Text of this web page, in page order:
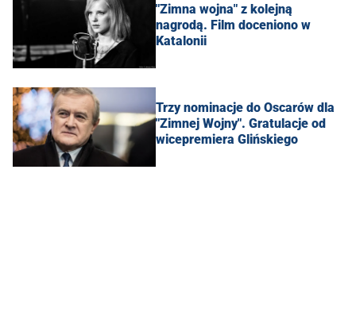
"Zimna wojna" z kolejną
nagrodą. Film doceniono w
Katalonii
Trzy nominacje do Oscarów dla
"Zimnej Wojny". Gratulacje od
wicepremiera Glińskiego